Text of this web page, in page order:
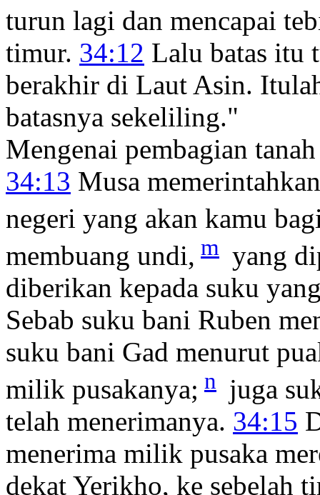
turun lagi dan mencapai
timur. 34:12 Lalu batas itu
berakhir di Laut Asin.
batasnya sekeliling."
Mengenai pembagian
34:13 Musa
negeri yang akan kamu
membuang undi, m yang
diberikan kepada suku
Sebab suku bani Ruben
suku bani Gad menurut
milik pusakanya; n juga
telah menerimanya. 34:15
menerima milik pusaka
dekat Yerikho, ke sebelah